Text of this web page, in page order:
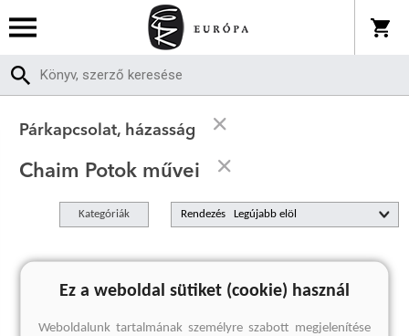
Párkapcsolat, házasság
Chaim Potok művei
Kategóriák Rendezés
A keresett kifejezésre nincs találat
Ez a weboldal sütiket (cookie) használ
Weboldalunk tartalmának személyre szabott megjelenítése